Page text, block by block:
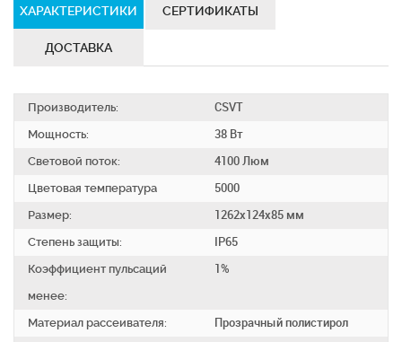
ХАРАКТЕРИСТИКИ СЕРТИФИКАТЫ
ДОСТАВКА
Производитель:
CSVT
Мощность:
38 Вт
Световой поток:
4100 Люм
Цветовая температура
5000
Размер:
1262х124х85 мм
Степень защиты:
IP65
Коэффициент пульсаций
менее:
1%
Материал рассеивателя:
Прозрачный полистирол